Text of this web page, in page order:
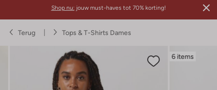
Shop nu: jouw must-haves tot 70% korting!
Terug Tops & T-Shirts Dames
6 items